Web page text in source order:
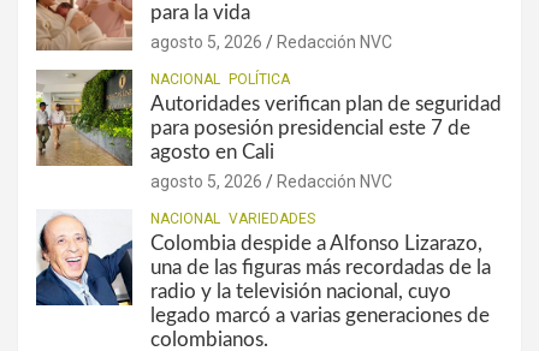
para la vida
agosto 5, 2026 Redacción NVC
NACIONAL POLÍTICA
Autoridades verifican plan de seguridad
para posesión presidencial este 7 de
agosto en Cali
agosto 5, 2026 Redacción NVC
NACIONAL VARIEDADES
Colombia despide a Alfonso Lizarazo,
una de las figuras más recordadas de la
radio y la televisión nacional, cuyo
legado marcó a varias generaciones de
colombianos.